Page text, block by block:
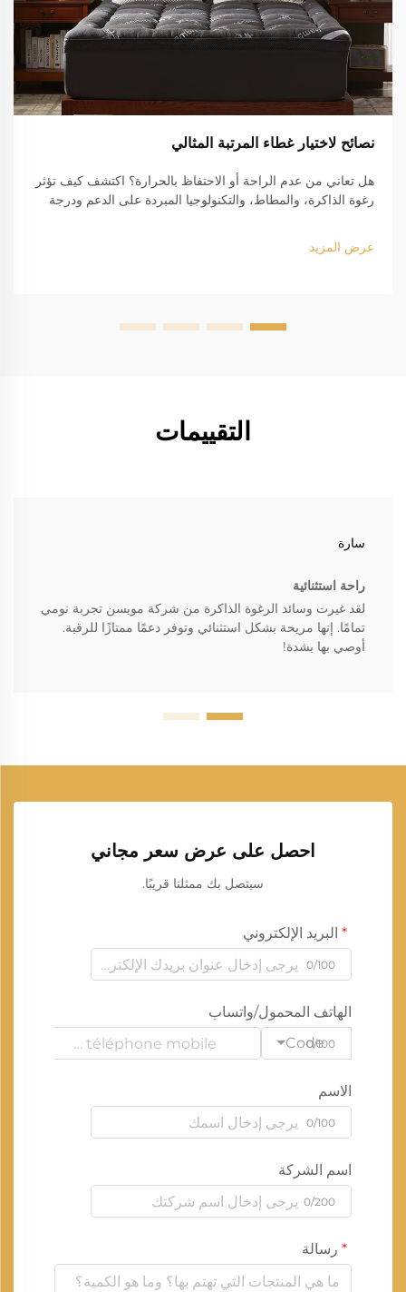
نصائح لاختيار غطاء المرتبة المثالي
هل تعاني من عدم الراحة أو الاحتفاظ بالحرارة؟ اكتشف كيف تؤثر
رغوة الذاكرة، والمطاط، والتكنولوجيا المبردة على الدعم ودرجة
عرض المزيد
التقييمات
سارة
راحة استثنائية
لقد غيرت وسائد الرغوة الذاكرة من شركة مويسن تجربة نومي
تمامًا. إنها مريحة بشكل استثنائي وتوفر دعمًا ممتازًا للرقبة.
أوصي بها بشدة!
احصل على عرض سعر مجاني
سيتصل بك ممثلنا قريبًا.
البريد الإلكتروني
0/100
الهاتف المحمول/واتساب
Code
0/100
الاسم
0/100
اسم الشركة
0/200
رسالة